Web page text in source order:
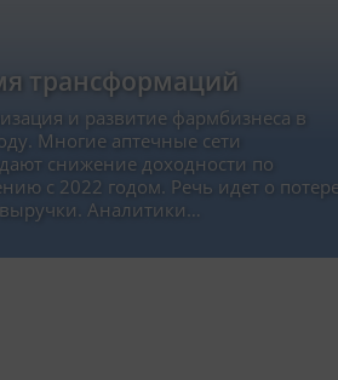
трансформаций
и развитие фармбизнеса в
Многие аптечные сети
снижение доходности по
с 2022 годом. Речь идет о
Аналитики…